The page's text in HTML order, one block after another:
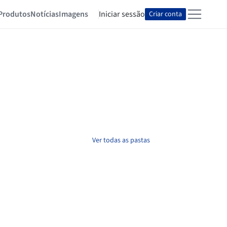
NotíciasImagens Iniciar sessão Criar conta
Ver todas as pastas